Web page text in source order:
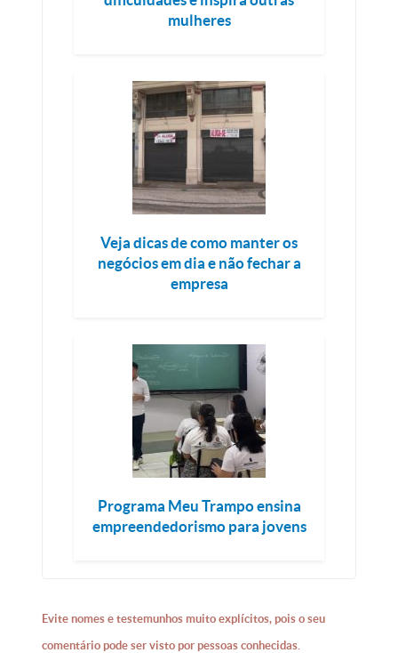
mulheres
Veja dicas de como manter os
negócios em dia e não fechar a
empresa
Programa Meu Trampo ensina
empreendedorismo para jovens
Evite nomes e testemunhos muito explícitos, pois o seu
comentário pode ser visto por pessoas conhecidas.